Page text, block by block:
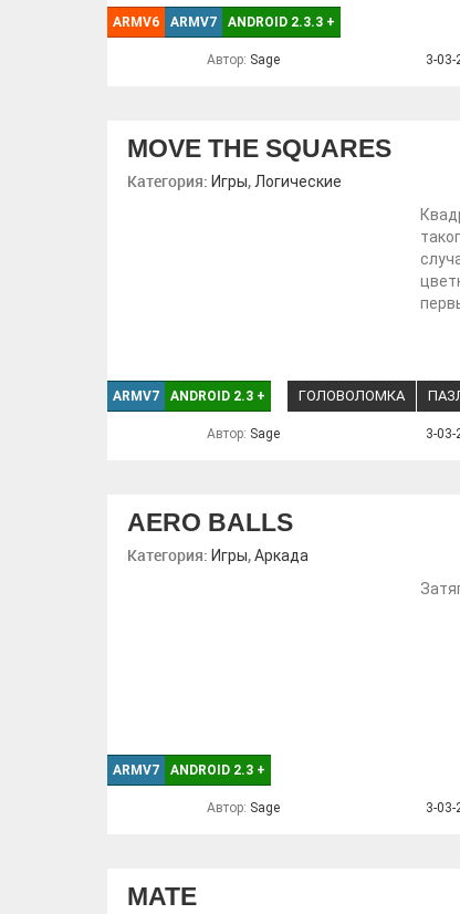
ARMV6 ARMV7 ANDROID 2.3.3 +
Автор: Sage 3-
MOVE THE SQUARES
Категория: Игры, Логические
ARMV7 ANDROID 2.3 + ГОЛОВОЛОМКА
Автор: Sage 3-
AERO BALLS
Категория: Игры,Аркада
ARMV7 ANDROID 2.3 +
Автор: Sage 3-03-
MATE